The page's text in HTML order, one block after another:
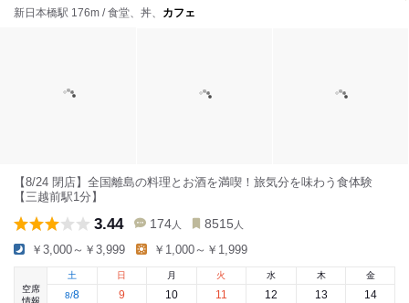
新日本橋駅 176m / 食堂、丼、 カフェ
【8/24 閉店】全国離島の料理とお酒を満喫！旅気分を味わう食体験
【三越前駅1分】
3.44 174 人 8515 人
￥3,000～￥3,999 ￥1,000～￥1,999
空席
情報
土
8/8
日
9
月
10
火
11
水
12
木
13
金
14